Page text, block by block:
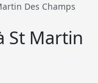
Des Champs
St Martin